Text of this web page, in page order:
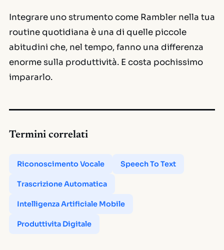
Integrare uno strumento come Rambler nella tua
routine quotidiana è una di quelle piccole
abitudini che, nel tempo, fanno una differenza
enorme sulla produttività. E costa pochissimo
impararlo.
Termini correlati
Riconoscimento Vocale Speech To Text
Trascrizione Automatica
Intelligenza Artificiale Mobile
Produttivita Digitale